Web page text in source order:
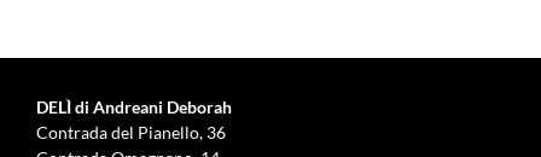
DELÌ di Andreani Deborah
Contrada del Pianello, 36